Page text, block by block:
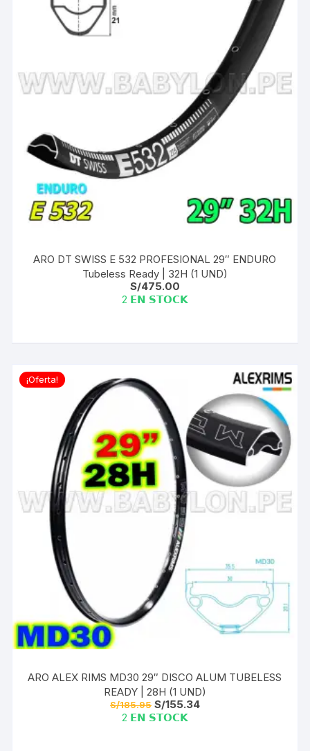
ARO DT SWISS E 532 PROFESIONAL 29″ ENDURO
Tubeless Ready | 32H (1 UND)
S/475.00
2 𝗘𝗡 𝗦𝗧𝗢𝗖𝗞
¡Oferta!
ARO ALEX RIMS MD30 29″ DISCO ALUM TUBELESS
READY | 28H (1 UND)
S/185.95 El
precio
original
S/155.34El
2 𝗘𝗡 𝗦𝗧𝗢𝗖𝗞